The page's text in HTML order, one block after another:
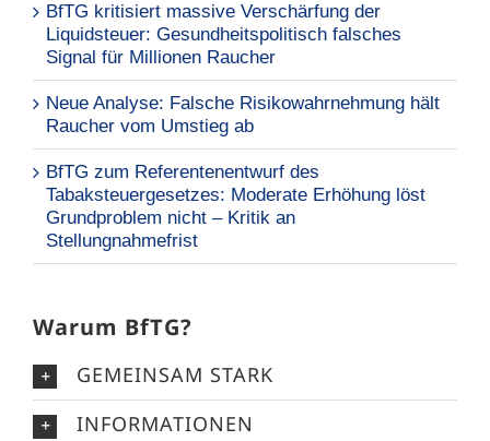
BfTG kritisiert massive Verschärfung der
Liquidsteuer: Gesundheitspolitisch falsches
Signal für Millionen Raucher
Neue Analyse: Falsche Risikowahrnehmung hält
Raucher vom Umstieg ab
BfTG zum Referentenentwurf des
Tabaksteuergesetzes: Moderate Erhöhung löst
Grundproblem nicht – Kritik an
Stellungnahmefrist
Warum BfTG?
GEMEINSAM STARK
INFORMATIONEN